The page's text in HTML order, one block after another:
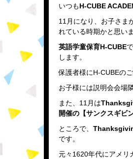
いつもH-CUBE
11月になり、お子さま
れている時期かと思いま
英語学童保育H-CUBE
します。
保護者様にH-CUBEの
お子様には説明会会場
また、11月は
開催の【サンクスギビ
ところで、
です。
元々1620年代にアメリ